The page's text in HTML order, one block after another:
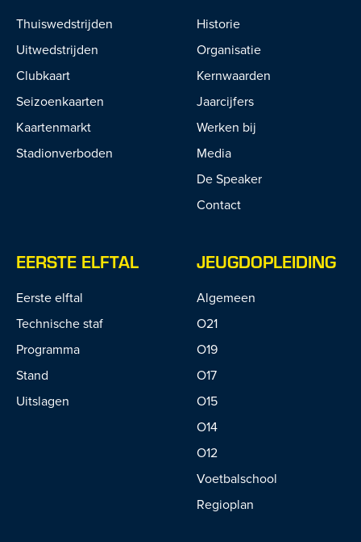
Thuiswedstrijden
Uitwedstrijden
Clubkaart
Seizoenkaarten
Kaartenmarkt
Stadionverboden
Historie
Organisatie
Kernwaarden
Jaarcijfers
Werken bij
Media
De Speaker
Contact
EERSTE ELFTAL
Eerste elftal
Technische staf
Programma
Stand
Uitslagen
JEUGDOPLEIDING
Algemeen
O21
O19
O17
O15
O14
O12
Voetbalschool
Regioplan